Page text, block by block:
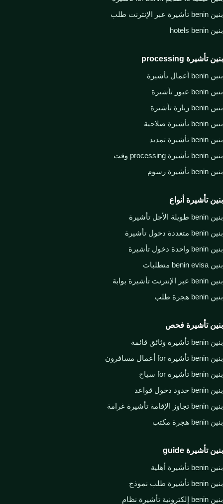
بنين benin تأشيرة عبر الإنترنت طلب
بنين hotels benin
بنين تأشيرة processing
بنين benin أعمال تأشيرة
بنين benin عبور تأشيرة
بنين benin زيارة تأشيرة
بنين benin تأشيرة صلاحية
بنين benin تأشيرة تمديد
بنين benin تأشيرة processing وقت
بنين benin تأشيرة رسوم
بنين تأشيرة أنواع
بنين benin طويلة الأجل تأشيرة
بنين benin متعددة دخول تأشيرة
بنين benin واحدة دخول تأشيرة
بنين benin evisa متطلبات
بنين benin عبر الإنترنت تأشيرة بوابة
بنين benin هجرة طلب
بنين تأشيرة فحص
بنين benin تأشيرة وثائق قائمة
بنين benin تأشيرة for أعمال مسافرون
بنين benin تأشيرة for سياح
بنين benin حدود دخول قواعد
بنين benin تجاوز الإقامة تأشيرة غرامة
بنين benin هجرة مكتب
بنين تأشيرة guide
بنين benin تأشيرة أهلية
بنين benin تأشيرة طلب نموذج
بنين benin إلكترونية تأشيرة نظام